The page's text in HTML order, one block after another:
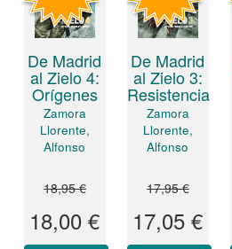
De Madrid
al Zielo 4:
Orígenes
Zamora
Llorente,
Alfonso
18,95 €
18,00 €
De Madrid
al Zielo 3:
Resistencia
Zamora
Llorente,
Alfonso
17,95 €
17,05 €